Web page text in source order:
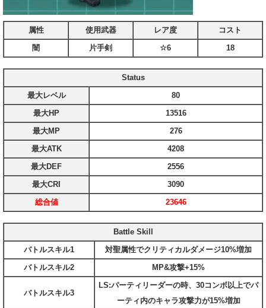
属性 使用武器 レア度
コスト
闇
片手剣 ☆6 18
Status
最大レベル
80
最大HP
13516
最大MP
276
最大ATK
4208
最大DEF
2556
最大CRI
3090
総合値
23646
Battle Skill
バトルスキル1
対聖属性でクリティカルダメージ10%増加
バトルスキル2
MP&攻撃+15%
バトルスキル3
LS:パーティリーダーの時、30コンボ以上でパ
ーティ内のキャラ攻撃力が15%増加